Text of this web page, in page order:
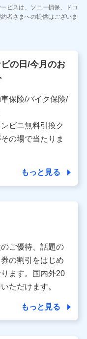
様に有用なお知らせ
の正確な把握のため
絡先
形町2-14-10 アー
において個人情報
る場合がありま
、以下のとおり個
ビスは、ソニー損保、ドコ
者さまへの提供はございま
の日/今月のお
保険/バイク保険/
ビニ無料引換ク
の場で当たりま
もっと見る
ご優待、話題の
の割引をはじめ
ます。国内外20
ただけます。
もっと見る